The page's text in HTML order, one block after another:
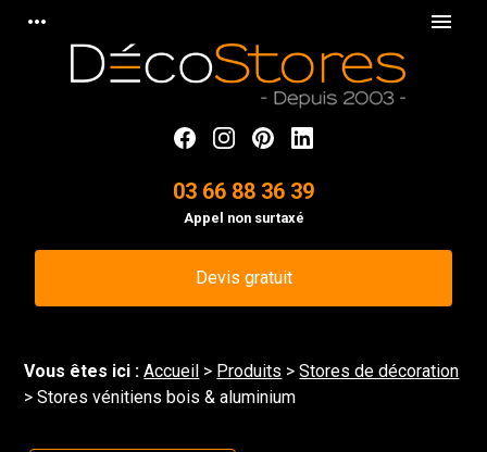
more_horiz menu
03 66 88 36 39
Appel non surtaxé
Devis gratuit
Vous êtes ici : Accueil > Produits >Stores de décoration
> Stores vénitiens bois & aluminium